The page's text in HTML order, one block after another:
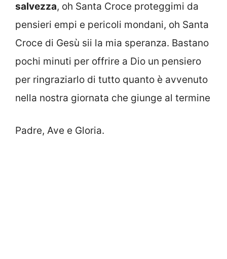
salvezza, oh Santa Croce proteggimi da
pensieri empi e pericoli mondani, oh Santa
Croce di Gesù sii la mia speranza. Bastano
pochi minuti per offrire a Dio un pensiero
per ringraziarlo di tutto quanto è avvenuto
nella nostra giornata che giunge al termine
Padre, Ave e Gloria.